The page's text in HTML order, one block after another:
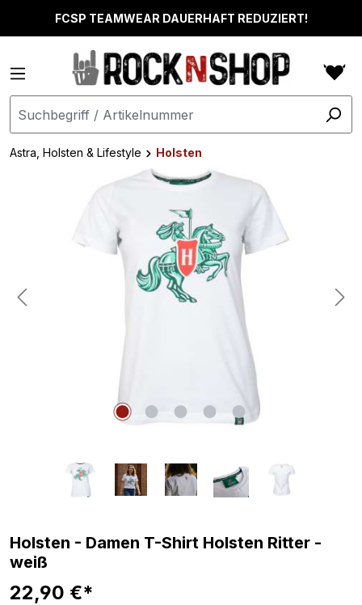
springenFCSP TEAMWEAR DAUERHAFT REDUZIERT!
Astra, Holsten & Lifestyle
Holsten
Bildergalerie überspringen
Holsten - Damen T-Shirt Holsten Ritter -
weiß
22,90 €*